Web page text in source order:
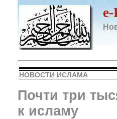
НОВОСТИ ИСЛАМА
Почти три
к исламу